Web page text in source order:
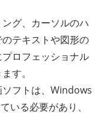
ング、カーソルのハ
テキストや図形の
ロフェッショナル
す。
フトは、Windows
いる必要があり、